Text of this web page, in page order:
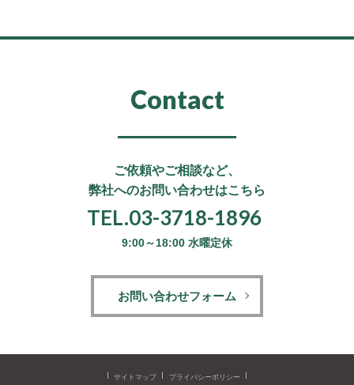
Contact
ご依頼やご相談など、
弊社へのお問い合わせはこちら
TEL.03-3718-1896
9:00～18:00 水曜定休
お問い合わせフォーム
サイトマップ プライバシーポリシー